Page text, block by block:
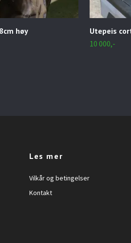
høy
Utepeis
10 000,-
Les mer
Vilkår og betingelser
Kontakt